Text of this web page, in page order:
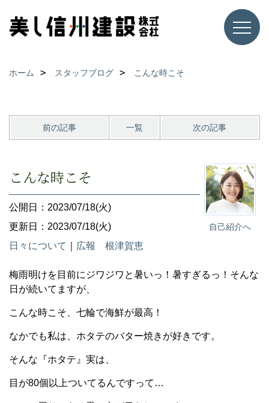
ホーム スタッフブログ こんな時こそ
前の記事 一覧 次の記事
自己紹介へ
こんな時こそ
公開日：2023/07/18(火)
更新日：2023/07/18(火)
日々について
広報 根津賀恵
梅雨明けを目前にジワジワと暑いっ！暑すぎるっ！そんな
日が続いてますが、
こんな時こそ、七輪で海鮮が最高！
なかでも私は、ホタテのバター焼きが好きです。
そんな『ホタテ』実は、
目が80個以上ついてるんですって…